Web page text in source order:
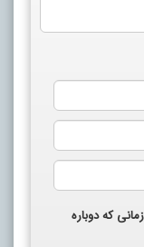
که دوباره